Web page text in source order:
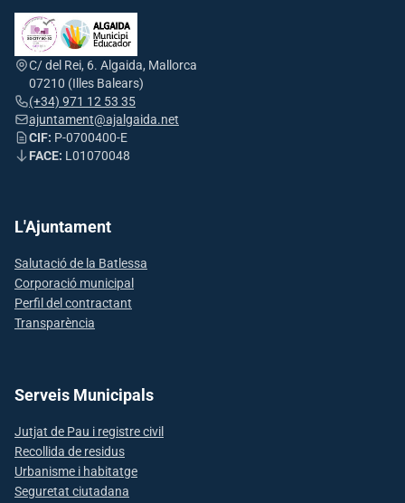
C/ del Rei, 6. Algaida, Mallorca
07210 (Illes Balears)
(+34) 971 12 53 35
ajuntament@ajalgaida.net
CIF: P-0700400-E
FACE: L01070048
L'Ajuntament
Salutació de la Batlessa
Corporació municipal
Perfil del contractant
Transparència
Serveis Municipals
Jutjat de Pau i registre civil
Recollida de residus
Urbanisme i habitatge
Seguretat ciutadana